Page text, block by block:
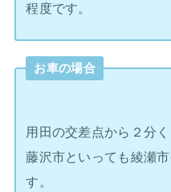
程度です。
お車の場合
用田の交差点から２分
藤沢市といっても綾瀬
す。